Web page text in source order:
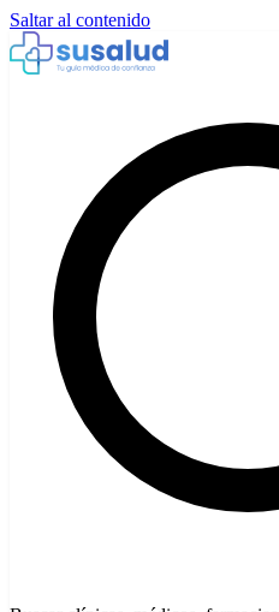
Saltar al contenido